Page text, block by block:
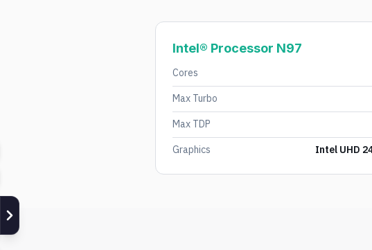
Intel® Processor N97
Cores
Max Turbo
Max TDP
Graphics
Intel UHD